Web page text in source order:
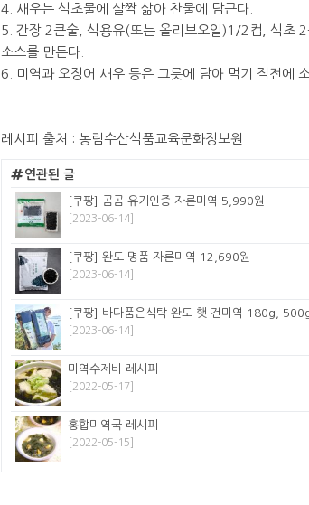
4. 새우는 식초물에 살짝 삶아 찬물에 담근다.
5. 간장 2큰술, 식용유(또는 올리브오일)1/2컵, 식초
소스를 만든다.
6. 미역과 오징어 새우 등은 그릇에 담아 먹기 직전에
레시피 출처 : 농림수산식품교육문화정보원
연관된 글
[쿠팡] 곰곰 유기인증 자른미역 5,990원
[2023-06-14]
[쿠팡] 완도 명품 자른미역 12,690원
[2023-06-14]
[쿠팡] 바다품은식탁 완도 햇 건미역 180g,
[2023-06-14]
미역수제비 레시피
[2022-05-17]
홍합미역국 레시피
[2022-05-15]